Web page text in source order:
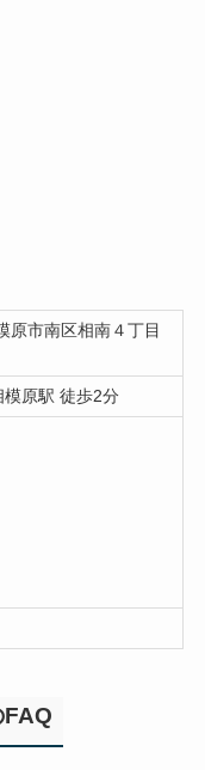
原市南区相南４丁目
原駅 徒歩2分